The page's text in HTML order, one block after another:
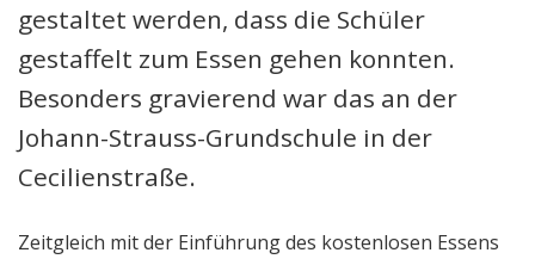
gestaltet werden, dass die Schüler
gestaffelt zum Essen gehen konnten.
Besonders gravierend war das an der
Johann-Strauss-Grundschule in der
Cecilienstraße.
Zeitgleich mit der Einführung des kostenlosen Essens